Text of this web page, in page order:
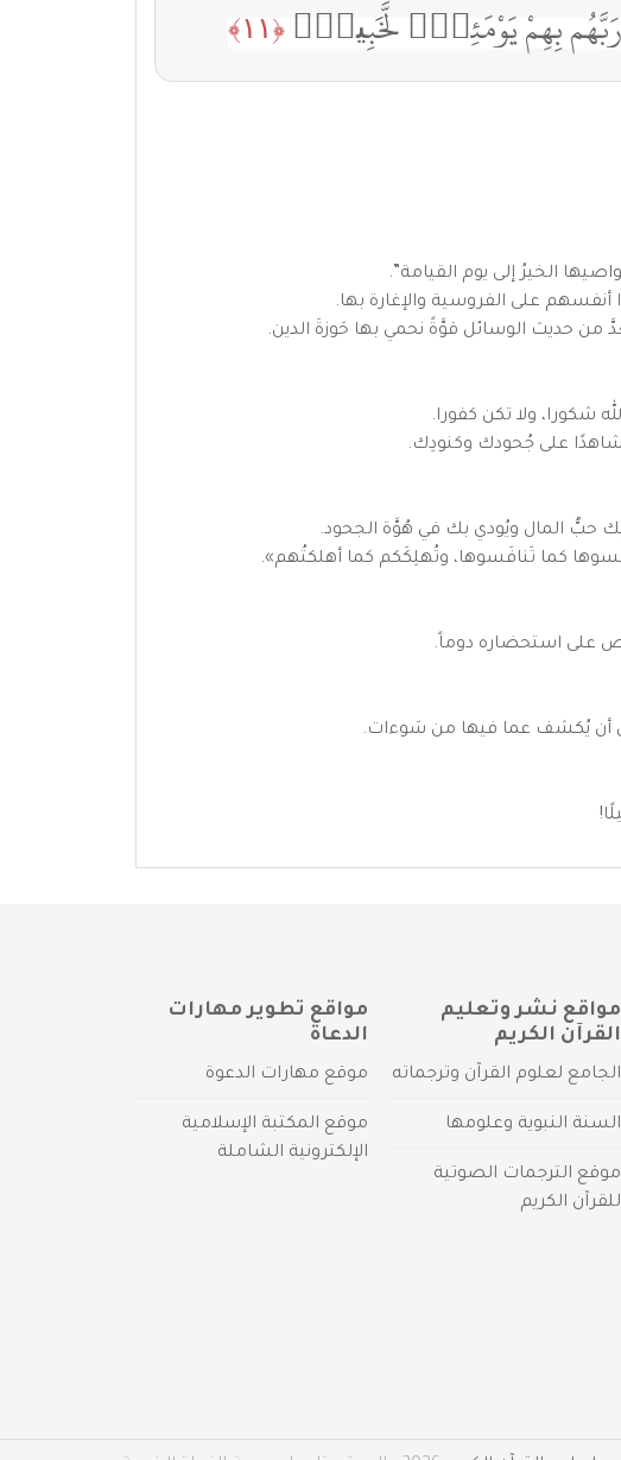
بِهِمْ يَوْمَئِذٍۢ لَّخَبِيرٌۢ ﴿١١﴾
الخيرُ إلى يوم القيامة”.
أنفسهم على الفروسية والإغارة بها.
من حديث الوسائل قوَّةً نحمي بها حَوزةَ الدين.
شكورا، ولا تكن كفورا.
على جُحودك وكنودِك.
حبُّ المال ويُودي بك في هُوَّة الجحود.
كما تَنافَسوها، وتُهلِكَكم كما أهلكتُهم».
على استحضاره دوماً.
قبل أن يُكشف عما فيها من سَوءات.
مواقع نشر وتعليم
القرآن الكريم
الجامع لعلوم القرآن وترجماته
السنة النبوية وعلومها
موقع الترجمات الصوتية
للقرآن الكريم
مواقع تطوير مهارات
الدعاة
موقع مهارات الدعوة
موقع المكتبة الإسلامية
الإلكترونية الشاملة